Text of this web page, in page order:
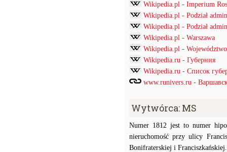
Wikipedia.pl - Imperium
Wikipedia.pl - Podział
Wikipedia.pl - Podział
Wikipedia.pl - Warszawa
Wikipedia.pl -
Wikipedia.ru - Губерния
Wikipedia.ru - Список
www.runivers.ru -
Wytwórca: MS
Numer 1812 jest to numer
nieruchomość przy ulicy
Bonifraterskiej i